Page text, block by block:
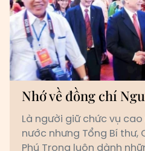
Nhớ về đồng chí
Là người giữ chức vụ
nước nhưng Tổng Bí thư,
Phú Trọng luôn dành